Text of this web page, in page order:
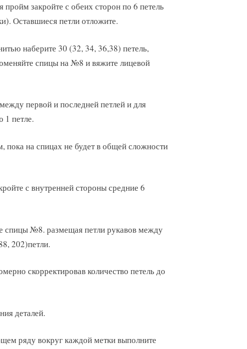
закройте с обеих сторон по 6 петель
Оставшиеся петли отложите.
наберите 30 (32, 34, 36,38) петель,
спицы на №8 и вяжите лицевой
первой и последней петлей и для
1 петле.
пока на спицах не будет в общей сложности
с внутренней стороны средние 6
спицы №8. размещая петли рукавов между
202)петли.
скорректировав количество петель до
деталей.
ряду вокруг каждой метки выполните